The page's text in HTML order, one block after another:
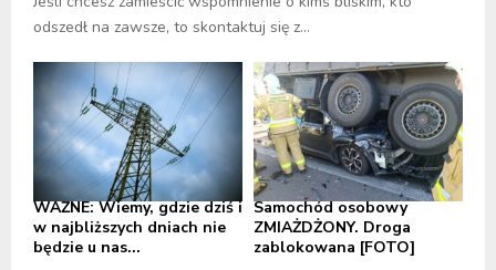
odszedł na zawsze, to skontaktuj się z...
WAŻNE: Wiemy, gdzie dziś i
w najbliższych dniach nie
będzie u nas...
Samochód osobowy
ZMIAŻDŻONY. Droga
zablokowana [FOTO]